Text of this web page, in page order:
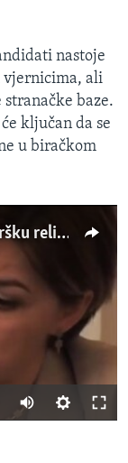
nastoje
vjernicima, ali
baze.
ključan da se
u biračkom
Turska oporbena stranka traži podršku religioznih glasača